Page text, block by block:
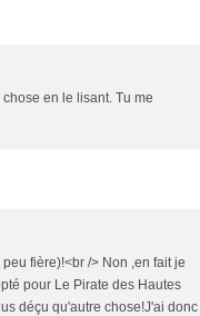
en le lisant. Tu me
fière)!<br /> Non ,en fait je
pour Le Pirate des Hautes
déçu qu'autre chose!J'ai donc